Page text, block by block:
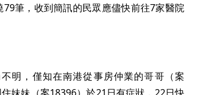
筆，收到簡訊的民眾應儘快前往7家醫院
明，僅知在南港從事房仲業的哥哥（案